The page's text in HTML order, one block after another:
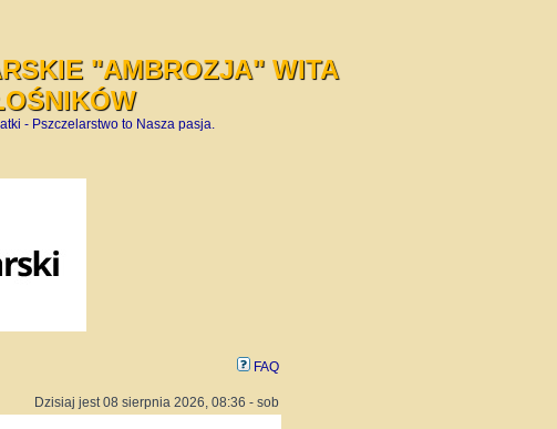
"AMBROZJA" WITA
- Pszczelarstwo to Nasza pasja.
FAQ
Dzisiaj jest 08 sierpnia 2026, 08:36 - sob